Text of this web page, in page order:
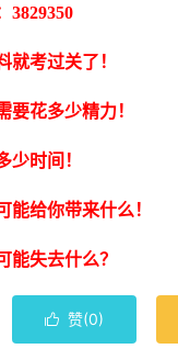
3829350
考过关了！
花多少精力！
时间！
给你带来什么！
失去什么？
 赞(0)